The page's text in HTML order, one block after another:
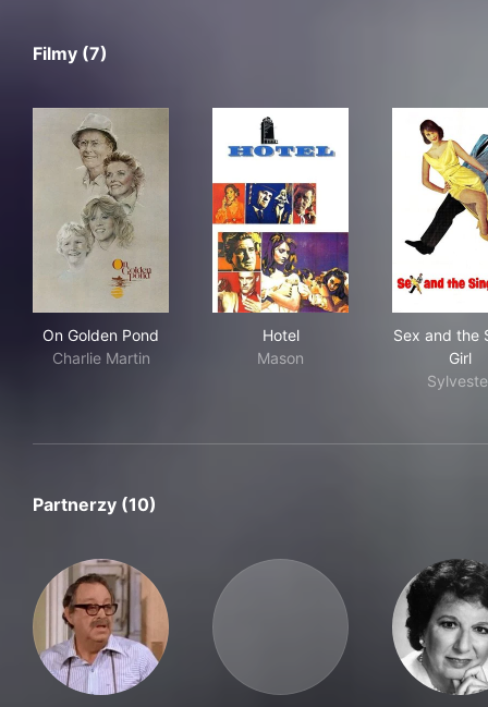
Filmy (7)
On Golden Pond
Charlie Martin
Hotel
Mason
Sex and the
Girl
Partnerzy (10)